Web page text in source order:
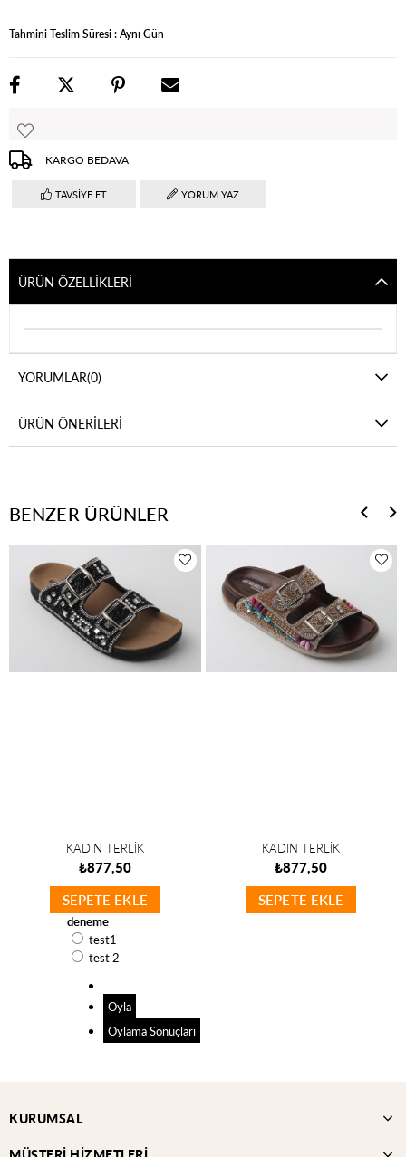
Tahmini Teslim Süresi:Aynı Gün
KARGO BEDAVA
TAVSIYE ET YORUM YAZ
ÜRÜN ÖZELLIKLERI
YORUMLAR(0)
ÜRÜN ÖNERILERI
BENZER ÜRÜNLER
KADIN TERLİK
₺877,50
SEPETE EKLE
KADIN TERLİK
₺877,50
SEPETE EKLE
deneme
test1
test 2
Oyla
Oylama Sonuçları
KURUMSAL